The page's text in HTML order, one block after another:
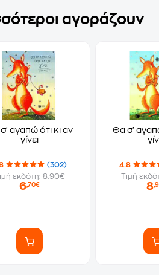
αγοράζουν
αγαπώ ότι κι αν
γίνει
(302)
εκδότη: 8.90€
6,70€
Θα σ'
4.8
Τιμή
8